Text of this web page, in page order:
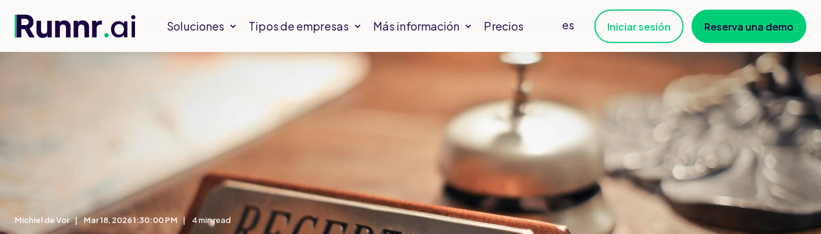
Soluciones Tipos de empresas Más información Precios es Iniciar sesión Reserva una demo
Michiel de Vor Mar 18, 2026 1:30:00 PM 4 min read